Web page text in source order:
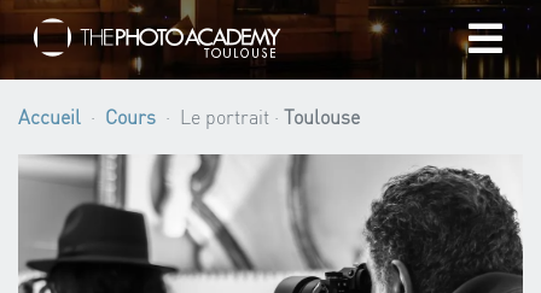
Accueil
Photographes
Offrir une Carte Cadeau
Accueil Cours Le portrait · Toulouse